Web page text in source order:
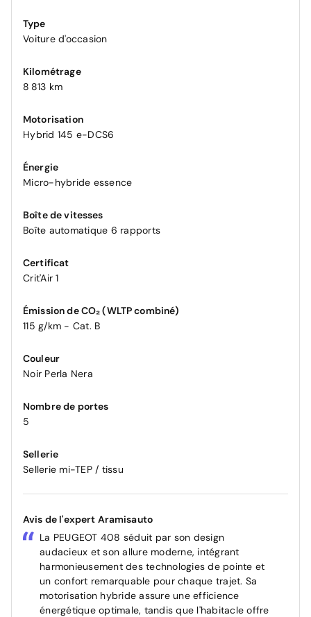
Type
Voiture d'occasion
Kilométrage
8 813 km
Motorisation
Hybrid 145 e-DCS6
Énergie
Micro-hybride essence
Boîte de vitesses
Boîte automatique 6 rapports
Certificat
Crit'Air 1
Émission de CO₂ (WLTP combiné)
115 g/km - Cat. B
Couleur
Noir Perla Nera
Nombre de portes
5
Sellerie
Sellerie mi-TEP / tissu
Avis de l'expert Aramisauto
La PEUGEOT 408 séduit par son design
audacieux et son allure moderne, intégrant
harmonieusement des technologies de pointe et
un confort remarquable pour chaque trajet. Sa
motorisation hybride assure une efficience
énergétique optimale, tandis que l'habitacle offre